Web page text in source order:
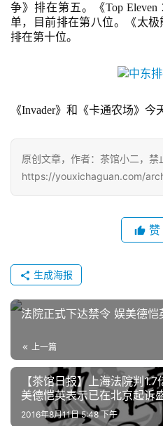
会
上
文
中
争》排在第五。《Top Eleven
单，目前排在第八位。《太
排在第十位。
《Invader》和《卡通农场》 今
原创文章，作者：茶馆小二，禁
https://youxichaguan.com/
赞
生成海报
法院正式下达禁令 娱美德恺
上一篇
【茶馆日报】上海法院判
美德恺英表示已在北京起诉
2016年8月11日 5:48 下午